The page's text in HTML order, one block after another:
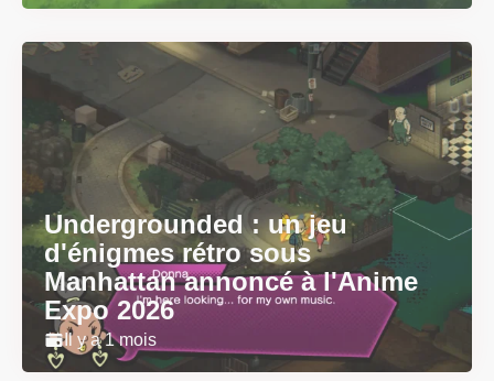
Undergrounded : un jeu
d'énigmes rétro sous
Manhattan annoncé à l'Anime
Expo 2026
Il y a 1 mois